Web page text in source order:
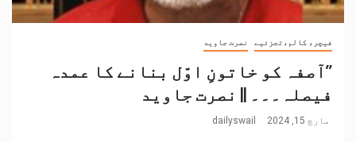
فیچر، کالم،تجزئیے نصرت جاوید
’’آصفہ کو خاتونِ اوّل بنانے کا عمدہ
فیصلہ۔۔۔ || نصرت جاوید
مارچ 15, 2024 dailyswail